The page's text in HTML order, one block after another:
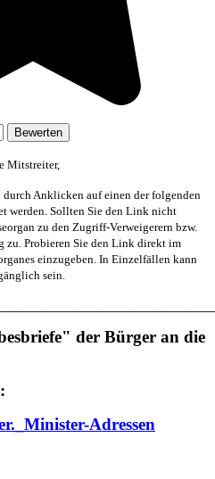
Mitstreiter,
Anklicken auf einen der folgenden
werden. Sollten Sie den Link nicht
zu den Zugriff-Verweigerern bzw.
zu. Probieren Sie den Link direkt im
einzugeben. In Einzelfällen kann
sein.
der Bürger an die
Adressen